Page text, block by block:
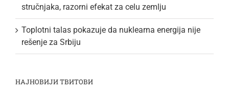
stručnjaka, razorni efekat za celu zemlju
Toplotni talas pokazuje da nuklearna energija nije
rešenje za Srbiju
НАЈНОВИЈИ ТВИТОВИ